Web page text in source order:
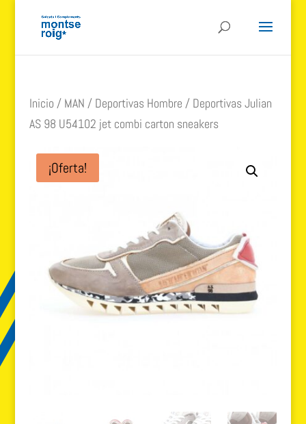
Inicio / MAN / Deportivas Hombre / Deportivas Julian
AS 98 U54102 jet combi carton sneakers
¡Oferta!